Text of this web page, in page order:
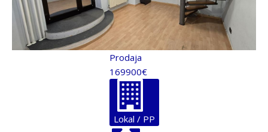
Prodaja
169900€
Lokal / PP